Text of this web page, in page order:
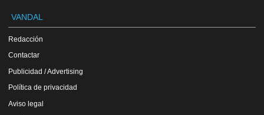
VANDAL
Redacción
Contactar
Publicidad / Advertising
Política de privacidad
Aviso legal